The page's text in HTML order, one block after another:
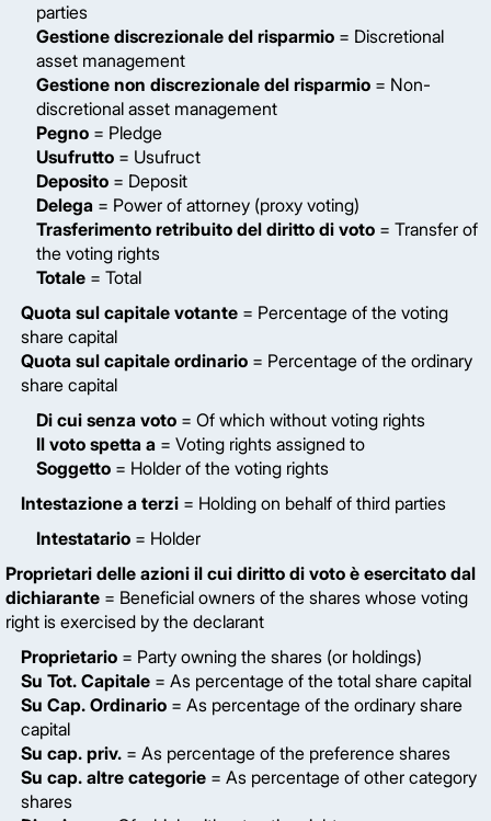
parties
Gestione discrezionale del risparmio = Discretional
asset management
Gestione non discrezionale del risparmio = Non-
discretional asset management
Pegno = Pledge
Usufrutto = Usufruct
Deposito = Deposit
Delega = Power of attorney (proxy voting)
Trasferimento retribuito del diritto di voto = Transfer of
the voting rights
Totale = Total
Quota sul capitale votante = Percentage of the voting
share capital
Quota sul capitale ordinario = Percentage of the ordinary
share capital
Di cui senza voto = Of which without voting rights
Il voto spetta a = Voting rights assigned to
Soggetto = Holder of the voting rights
Intestazione a terzi = Holding on behalf of third parties
Intestatario = Holder
Proprietari delle azioni il cui diritto di voto è esercitato dal
dichiarante = Beneficial owners of the shares whose voting
right is exercised by the declarant
Proprietario = Party owning the shares (or holdings)
Su Tot. Capitale = As percentage of the total share capital
Su Cap. Ordinario = As percentage of the ordinary share
capital
Su cap. priv. = As percentage of the preference shares
Su cap. altre categorie = As percentage of other category
shares